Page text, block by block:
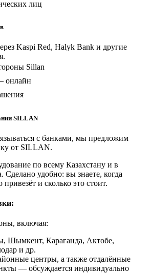
лиц
Kaspi Red, Halyk Bank и другие
Sillan
онлайн
SILLAN
с банками, мы предложим
от SILLAN.
по всему Казахстану и в
Сделано удобно: вы знаете, когда
привезёт и сколько это стоит.
включая:
Шымкент, Караганда, Актобе,
и др.
центры, а также отдалённые
— обсуждается индивидуально